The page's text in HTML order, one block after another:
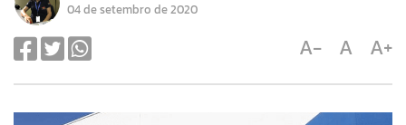
04 de setembro de 2020
A- A A+